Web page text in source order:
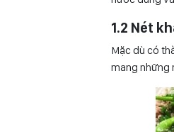
1.2 Nét
Mặc dù có
mang những